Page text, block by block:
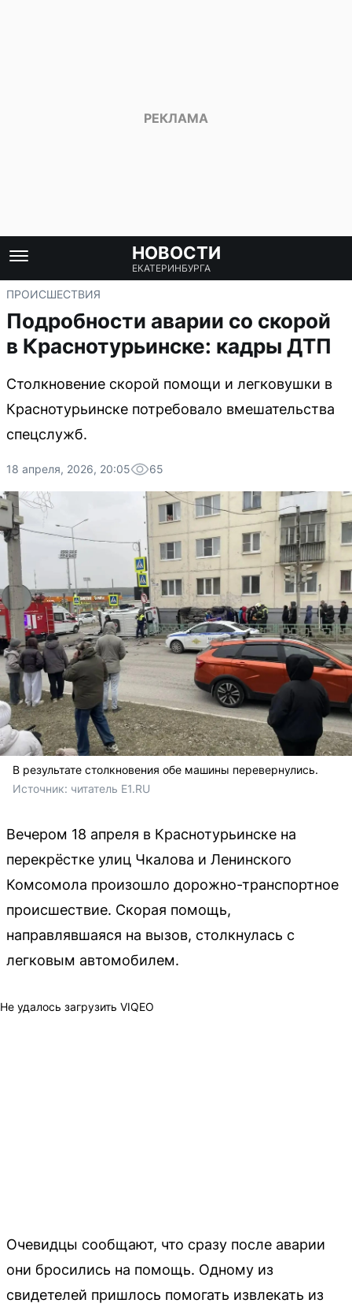
НОВОСТИ
ЕКАТЕРИНБУРГА
ПРОИСШЕСТВИЯ
Подробности аварии со скорой
в Краснотурьинске: кадры ДТП
Столкновение скорой помощи и легковушки в
Краснотурьинске потребовало вмешательства
спецслужб.
18 апреля, 2026, 20:05 65
В результате столкновения обе машины перевернулись.
Источник: читатель E1.RU
Вечером 18 апреля в Краснотурьинске на
перекрёстке улиц Чкалова и Ленинского
Комсомола произошло дорожно-транспортное
происшествие. Скорая помощь,
направлявшаяся на вызов, столкнулась с
легковым автомобилем.
Не удалось загрузить VIQEO
Очевидцы сообщают, что сразу после аварии
они бросились на помощь. Одному из
свидетелей пришлось помогать извлекать из